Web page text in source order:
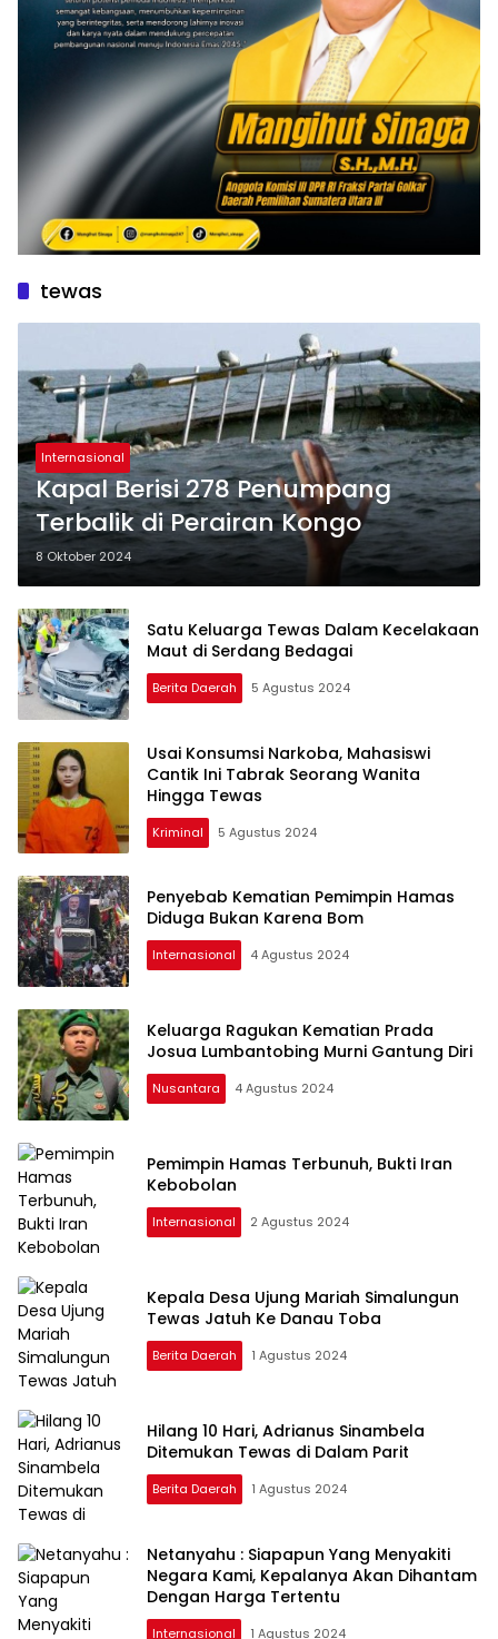
tewas
Internasional
Kapal Berisi 278 Penumpang
Terbalik di Perairan Kongo
8 Oktober 2024
Satu Keluarga Tewas Dalam Kecelakaan
Maut di Serdang Bedagai
Berita Daerah 5 Agustus 2024
Usai Konsumsi Narkoba, Mahasiswi
Cantik Ini Tabrak Seorang Wanita
Hingga Tewas
Kriminal 5 Agustus 2024
Penyebab Kematian Pemimpin Hamas
Diduga Bukan Karena Bom
Internasional 4 Agustus 2024
Keluarga Ragukan Kematian Prada
Josua Lumbantobing Murni Gantung Diri
Nusantara 4 Agustus 2024
Pemimpin Hamas Terbunuh, Bukti Iran
Kebobolan
Internasional 2 Agustus 2024
Kepala Desa Ujung Mariah Simalungun
Tewas Jatuh Ke Danau Toba
Berita Daerah 1 Agustus 2024
Hilang 10 Hari, Adrianus Sinambela
Ditemukan Tewas di Dalam Parit
Berita Daerah 1 Agustus 2024
Netanyahu : Siapapun Yang Menyakiti
Negara Kami, Kepalanya Akan Dihantam
Dengan Harga Tertentu
Internasional 1 Agustus 2024